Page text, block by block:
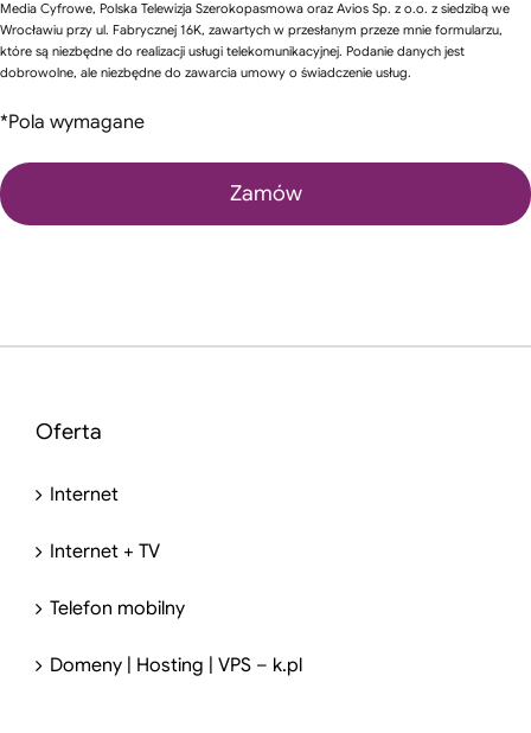
Media Cyfrowe, Polska Telewizja Szerokopasmowa oraz Avios Sp. z o.o. z siedzibą we
Wrocławiu przy ul. Fabrycznej 16K, zawartych w przesłanym przeze mnie formularzu,
które są niezbędne do realizacji usługi telekomunikacyjnej. Podanie danych jest
dobrowolne, ale niezbędne do zawarcia umowy o świadczenie usług.
*Pola wymagane
Oferta
Internet
Internet + TV
Telefon mobilny
Domeny | Hosting | VPS – k.pl